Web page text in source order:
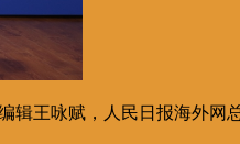
王咏赋，人民日报海外网